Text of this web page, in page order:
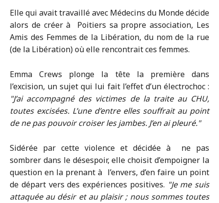
Elle qui avait travaillé avec Médecins du Monde décide
alors de créer à Poitiers sa propre association, Les
Amis des Femmes de la Libération, du nom de la rue
(de la Libération) où elle rencontrait ces femmes.
Emma Crews plonge la tête la première dans
l’excision, un sujet qui lui fait l’effet d’un électrochoc :
J’ai accompagné des victimes de la traite au CHU,
toutes excisées. L’une d’entre elles souffrait au point
de ne pas pouvoir croiser les jambes. J’en ai pleuré.
Sidérée par cette violence et décidée à ne pas
sombrer dans le désespoir, elle choisit d’empoigner la
question en la prenant à l’envers, d’en faire un point
de départ vers des expériences positives.
Je me suis
attaquée au désir et au plaisir ; nous sommes toutes